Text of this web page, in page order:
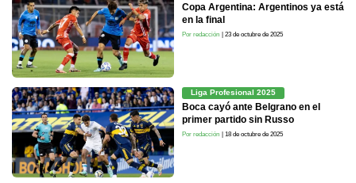
Copa Argentina: Argentinos ya está
en la final
Por redacción | 23 de octubre de 2025
Liga Profesional 2025
Boca cayó ante Belgrano en el
primer partido sin Russo
Por redacción | 18 de octubre de 2025